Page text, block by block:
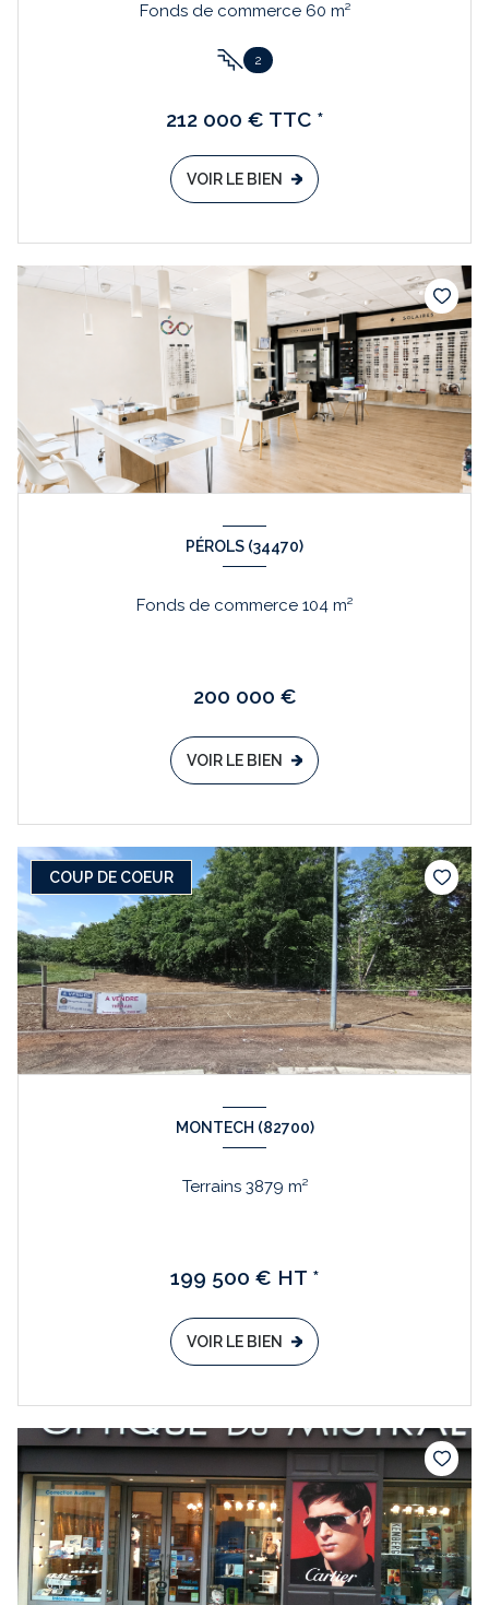
Fonds de commerce 60 m²
2
212 000 € TTC *
VOIR LE BIEN
PÉROLS (34470)
Fonds de commerce 104 m²
200 000 €
VOIR LE BIEN
COUP DE COEUR
MONTECH (82700)
Terrains 3879 m²
199 500 € HT *
VOIR LE BIEN